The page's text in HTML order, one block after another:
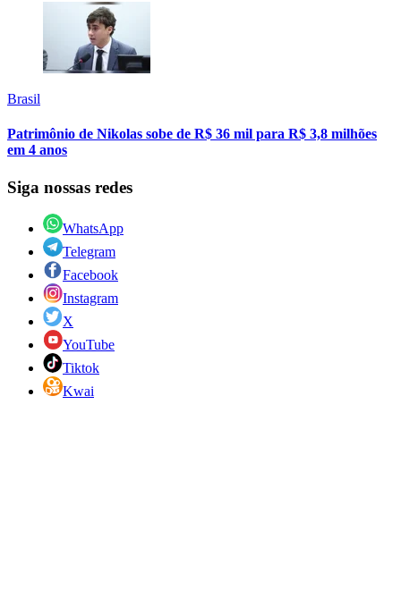
Brasil
Patrimônio de Nikolas sobe de R$ 36 mil para R$ 3,8 milhões
em 4 anos
Siga nossas redes
WhatsApp
Telegram
Facebook
Instagram
X
YouTube
Tiktok
Kwai